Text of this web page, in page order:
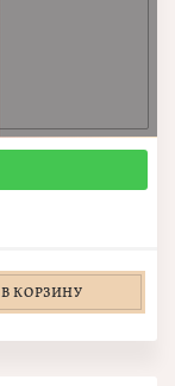
В КОРЗИНУ